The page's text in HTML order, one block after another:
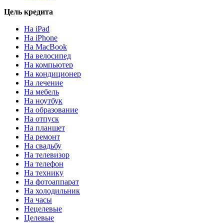
Цель кредита
На iPad
На iPhone
На MacBook
На велосипед
На компьютер
На кондиционер
На лечение
На мебель
На ноутбук
На образование
На отпуск
На планшет
На ремонт
На свадьбу
На телевизор
На телефон
На технику
На фотоаппарат
На холодильник
На часы
Нецелевые
Целевые